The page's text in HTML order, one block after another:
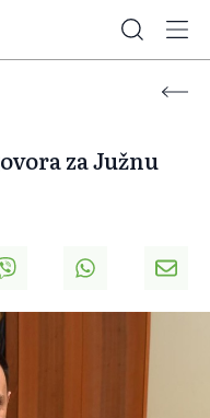
za Južnu